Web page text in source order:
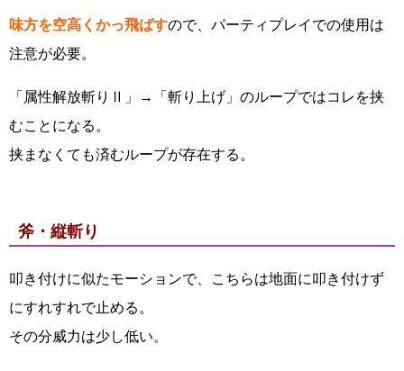
味方を空高くかっ飛ばすので、パーティプレイでの使用は
注意が必要。
「属性解放斬りⅡ」→「斬り上げ」のループではコレを挟
むことになる。
挟まなくても済むループが存在する。
斧・縦斬り
叩き付けに似たモーションで、こちらは地面に叩き付けず
にすれすれで止める。
その分威力は少し低い。